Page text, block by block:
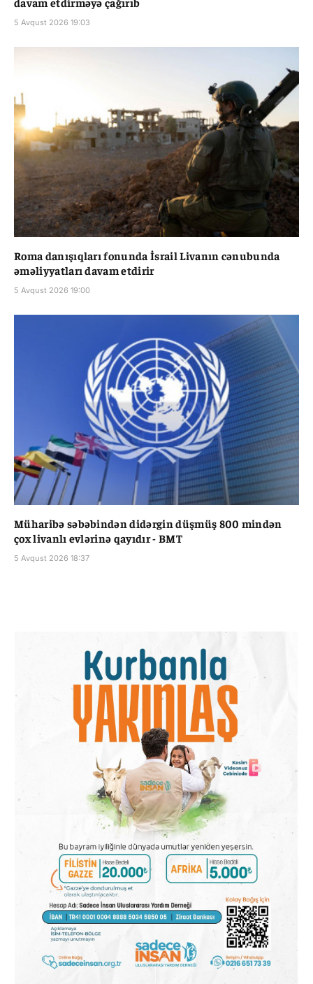
5 Avqust 2026 19:03
Roma danışıqları fonunda İsrail Livanın cənubunda
əməliyyatları davam etdirir
5 Avqust 2026 19:00
Müharibə səbəbindən didərgin düşmüş 800 mindən
çox livanlı evlərinə qayıdır - BMT
5 Avqust 2026 18:37